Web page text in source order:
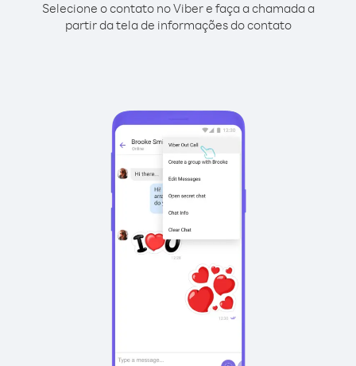
Selecione o contato no Viber e faça a chamada a
partir da tela de informações do contato